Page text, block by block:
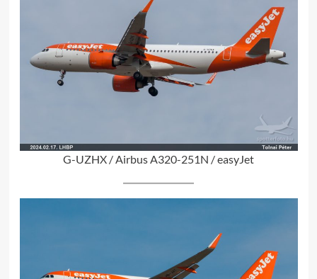
G-UZHX / Airbus A320-251N / easyJet